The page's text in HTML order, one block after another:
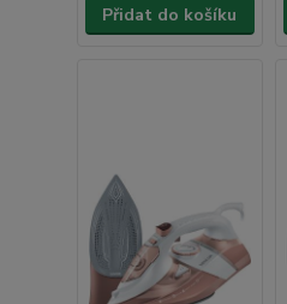
Přidat do košíku